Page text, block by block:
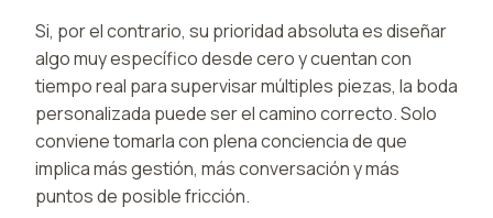
Si, por el contrario, su prioridad absoluta es diseñar
algo muy específico desde cero y cuentan con
tiempo real para supervisar múltiples piezas, la boda
personalizada puede ser el camino correcto. Solo
conviene tomarla con plena conciencia de que
implica más gestión, más conversación y más
puntos de posible fricción.